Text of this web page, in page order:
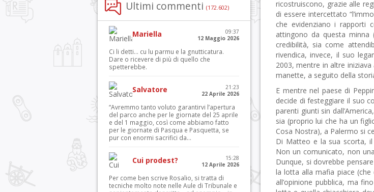
ricostruiscono, grazie alle
di essere intercettato
che evidenziano i rapporti
attingono da questa
credibilità, sia come
rivendica, invece, il suo
2003, mentre in altre
manette, a seguito della
E mentre nel paese di
decide di festeggiare il suo
parenti giunti sin
sia (proprio lui che ha un
Cosa Nostra), a Palermo si
Di Matteo e la sua scorta,
Non un comunicato, non
Dunque, si dovrebbe
la lotta alla mafia piace (che
all’opinione pubblica, ma
Ultimi commenti (172.602)
Mariella
09:37
12 Maggio 2026
Ci li detti… cu lu parmu e la gnutticatura.
Dare o ricevere di più di quello che
spetterebbe.
Salvatore
21:23
22 Aprile 2026
“Avremmo tanto voluto garantirvi l’apertura
del parco anche per le giornate del 25 aprile
e del 1 maggio, così come abbiamo fatto
per le giornate di Pasqua e Pasquetta, se
pur con enormi sacrifici da...
Cui prodest?
15:28
12 Aprile 2026
Per come ben scrive Rosalio, si tratta di
tecniche molto note nelle Aule di Tribunale e